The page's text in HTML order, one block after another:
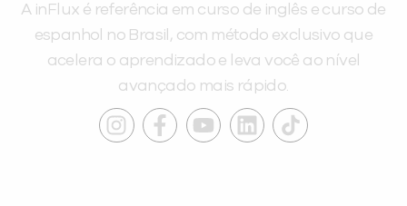
A inFlux é referência em curso de inglês e curso de
espanhol no Brasil, com método exclusivo que
acelera o aprendizado e leva você ao nível
avançado mais rápido.